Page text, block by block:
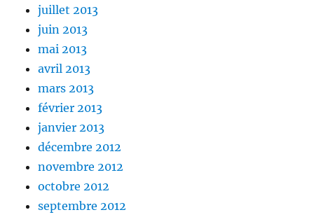
juillet 2013
juin 2013
mai 2013
avril 2013
mars 2013
février 2013
janvier 2013
décembre 2012
novembre 2012
octobre 2012
septembre 2012